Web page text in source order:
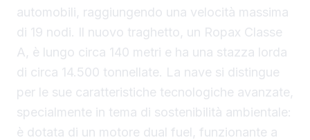
automobili, raggiungendo una velocità massima
di 19 nodi. Il nuovo traghetto, un Ropax Classe
A, è lungo circa 140 metri e ha una stazza lorda
di circa 14.500 tonnellate. La nave si distingue
per le sue caratteristiche tecnologiche avanzate,
specialmente in tema di sostenibilità ambientale:
è dotata di un motore dual fuel, funzionante a